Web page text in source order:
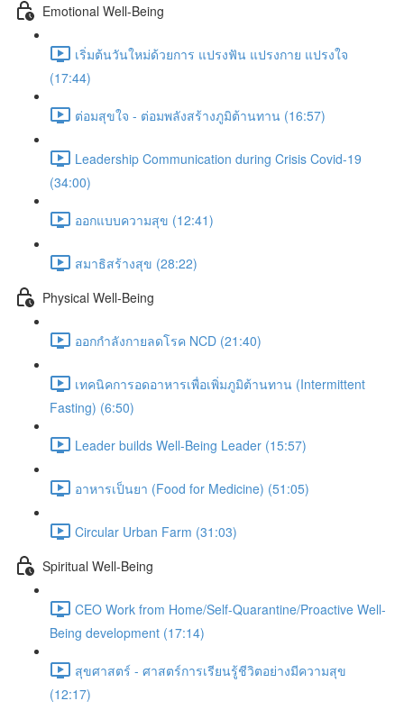
Emotional Well-Being
เริ่มต้นวันใหม่ด้วยการ แปรงฟัน แปรงกาย แปรงใจ
(17:44)
ต่อมสุขใจ - ต่อมพลังสร้างภูมิต้านทาน (16:57)
Leadership Communication during Crisis Covid-19
(34:00)
ออกแบบความสุข (12:41)
สมาธิสร้างสุข (28:22)
Physical Well-Being
ออกกำลังกายลดโรค NCD (21:40)
เทคนิคการอดอาหารเพื่อเพิ่มภูมิต้านทาน (Intermittent
Fasting) (6:50)
Leader builds Well-Being Leader (15:57)
อาหารเป็นยา (Food for Medicine) (51:05)
Circular Urban Farm (31:03)
Spiritual Well-Being
CEO Work from Home/Self-Quarantine/Proactive Well-
Being development (17:14)
สุขศาสตร์ - ศาสตร์การเรียนรู้ชีวิตอย่างมีความสุข
(12:17)